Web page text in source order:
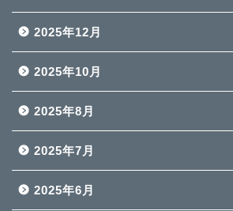
2025年12月
2025年10月
2025年8月
2025年7月
2025年6月